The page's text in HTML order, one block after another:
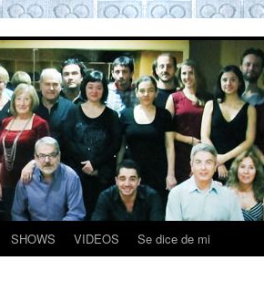
SHOWS VIDEOS Se dice de mi